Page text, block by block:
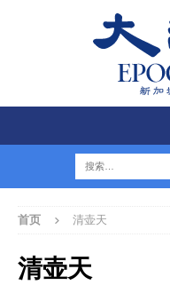
首页 清壶天
清壶天